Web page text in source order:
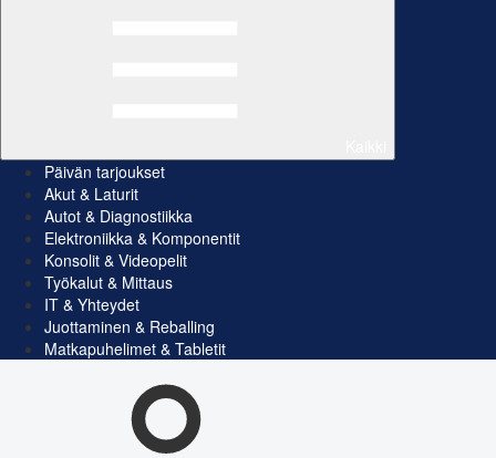
Päivän tarjoukset
Akut & Laturit
Autot & Diagnostiikka
Elektroniikka & Komponentit
Konsolit & Videopelit
Työkalut & Mittaus
IT & Yhteydet
Juottaminen & Reballing
Matkapuhelimet & Tabletit